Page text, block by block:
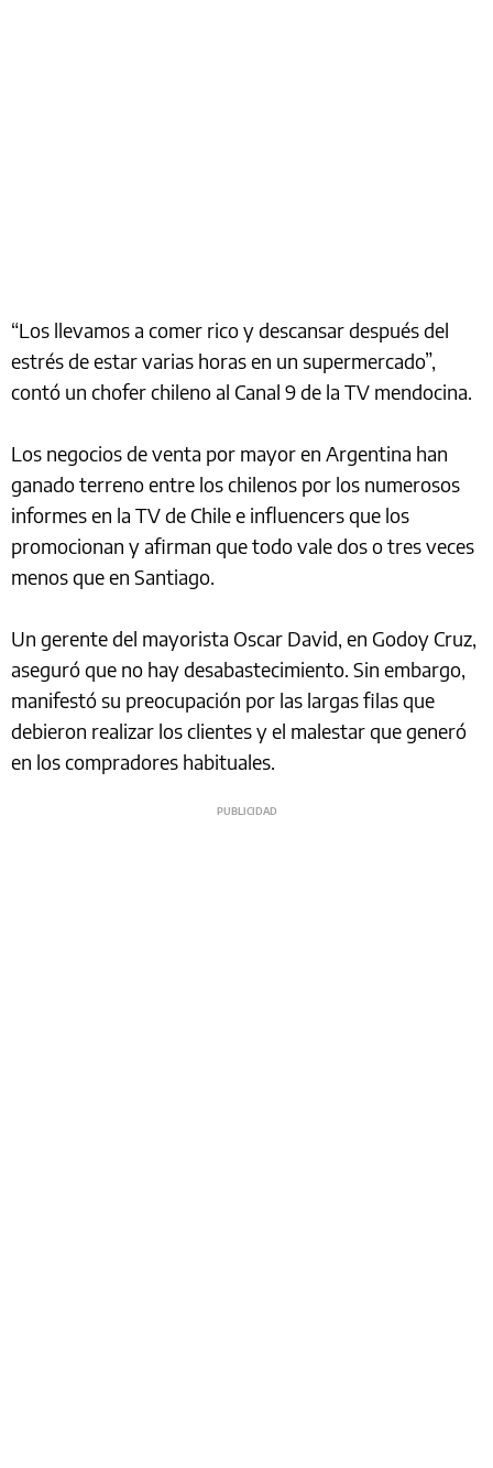
“Los llevamos a comer rico y descansar después del
estrés de estar varias horas en un supermercado”,
contó un chofer chileno al Canal 9 de la TV mendocina.
Los negocios de venta por mayor en Argentina han
ganado terreno entre los chilenos por los numerosos
informes en la TV de Chile e influencers que los
promocionan y afirman que todo vale dos o tres veces
menos que en Santiago.
Un gerente del mayorista Oscar David, en Godoy Cruz,
aseguró que no hay desabastecimiento. Sin embargo,
manifestó su preocupación por las largas filas que
debieron realizar los clientes y el malestar que generó
en los compradores habituales.